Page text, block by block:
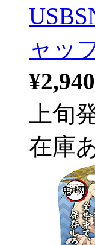
ャッ
¥2,940
上旬
在庫